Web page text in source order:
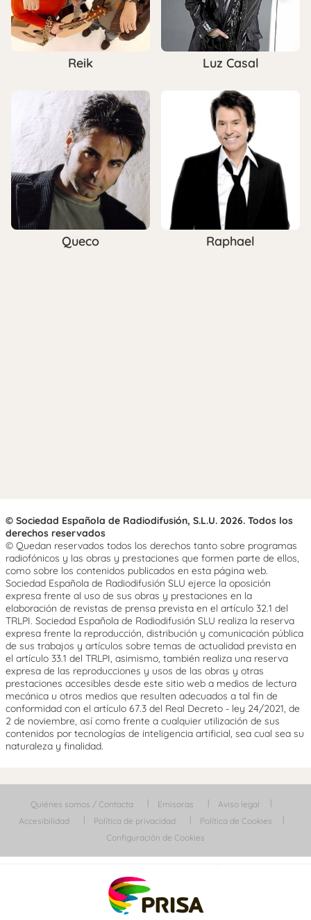
Reik Luz Casal
Queco Raphael
© Sociedad Española de Radiodifusión, S.L.U. 2026. Todos los
derechos reservados
© Quedan reservados todos los derechos tanto sobre programas
radiofónicos y las obras y prestaciones que formen parte de ellos,
como sobre los contenidos publicados en esta página web.
Sociedad Española de Radiodifusión SLU ejerce la oposición
expresa frente al uso de sus obras y prestaciones en la
elaboración de revistas de prensa prevista en el artículo 32.1 del
TRLPI. Sociedad Española de Radiodifusión SLU realiza la reserva
expresa frente la reproducción, distribución y comunicación pública
de sus trabajos y artículos sobre temas de actualidad prevista en
el artículo 33.1 del TRLPI, asimismo, también realiza una reserva
expresa de las reproducciones y usos de las obras y otras
prestaciones accesibles desde este sitio web a medios de lectura
mecánica u otros medios que resulten adecuados a tal fin de
conformidad con el artículo 67.3 del Real Decreto - ley 24/2021, de
2 de noviembre, así como frente a cualquier utilización de sus
contenidos por tecnologías de inteligencia artificial, sea cual sea su
naturaleza y finalidad.
Quiénes somos / Contacta Emisoras
Aviso legal
Accesibilidad
Política de privacidad
Política de Cookies
Configuración de Cookies